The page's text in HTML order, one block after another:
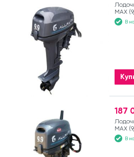
MAX
В
187
MAX
В